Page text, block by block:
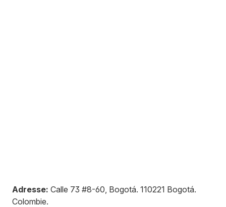
Adresse: Calle 73 #8-60, Bogotá. 110221 Bogotá.
Colombie.